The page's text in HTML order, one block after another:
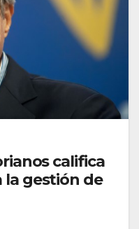
califica
la gestión de